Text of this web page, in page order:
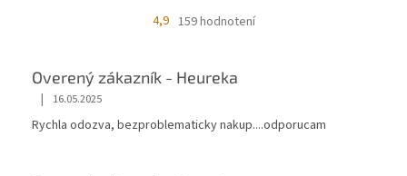
4,9 159 hodnotení
Overený zákazník - Heureka
| 16.05.2025
Rychla odozva, bezproblematicky nakup....odporucam